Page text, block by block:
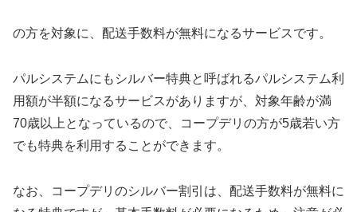
の方を対象に、配送手数料が無料になるサービスです。
パルシステムにもシルバー特典と呼ばれるパルシステム利
用額が半額になるサービスがありますが、対象年齢が満
70歳以上となっているので、コープデリの方が5歳若い方
でも特典を利用することができます。
なお、コープデリのシルバー割引は、配送手数料が無料に